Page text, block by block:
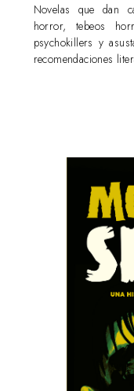
Novelas que dan
horror, tebeos
psychokillers y
recomendaciones